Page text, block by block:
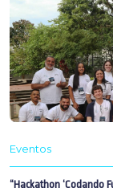
Eventos
“Hackathon ‘Codando